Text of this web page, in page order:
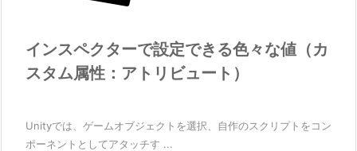
インスペクターで設定できる色々な値（カ
スタム属性：アトリビュート）
Unityでは、ゲームオブジェクトを選択、自作のスクリプトをコン
ポーネントとしてアタッチす ...